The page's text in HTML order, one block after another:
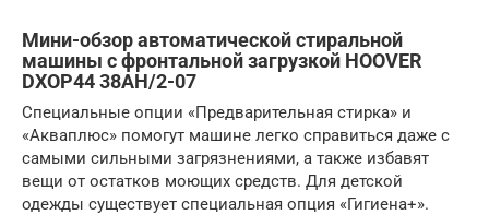
Мини-обзор автоматической стиральной
машины с фронтальной загрузкой HOOVER
DXOP44 38AH/2-07
Специальные опции «Предварительная стирка» и
«Акваплюс» помогут машине легко справиться даже с
самыми сильными загрязнениями, а также избавят
вещи от остатков моющих средств. Для детской
одежды существует специальная опция «Гигиена+».